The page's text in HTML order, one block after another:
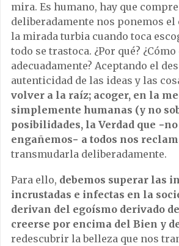
mira. Es humano, hay que
deliberadamente nos ponemos
la mirada turbia cuando toca
todo se trastoca. ¿Por qué?
adecuadamente? Aceptando el
autenticidad de las ideas y las
volver a la raíz; acoger, en la
simplemente humanas (y no
posibilidades, la Verdad que
engañemos− a todos nos
transmudarla deliberadamente.
Para ello, debemos superar las
incrustadas e infectas en la
derivan del egoísmo derivado
creerse por encima del Bien y
redescubrir la belleza que nos